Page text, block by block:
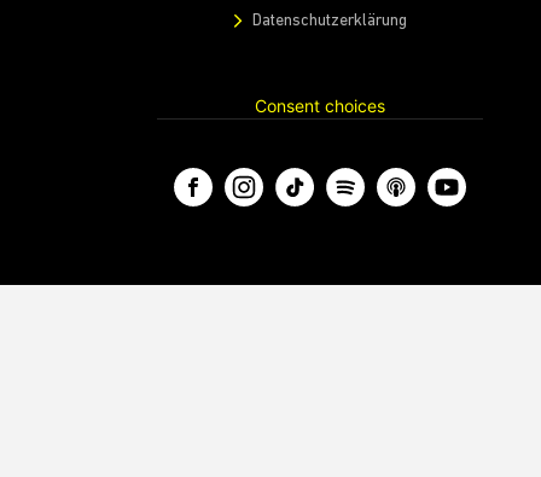
Datenschutzerklärung
Consent choices